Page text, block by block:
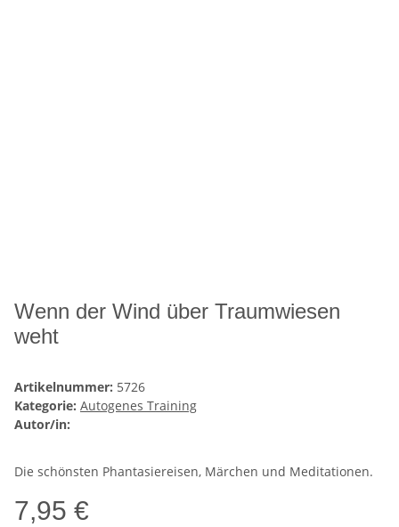
Wenn der Wind über Traumwiesen
weht
Artikelnummer: 5726
Kategorie: Autogenes Training
Autor/in:
Die schönsten Phantasiereisen, Märchen und Meditationen.
7,95 €